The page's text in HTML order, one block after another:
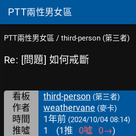
PTT兩性男女區
PTT兩性男女區 / third-person (第三者)
Re: [問題] 如何戒斷
看板 third-person (第三者)
作者 weathervane (麥卡)
時間 1年前 (2024/10/04 08:14)
推噓 1 (1推 0噓 0→)